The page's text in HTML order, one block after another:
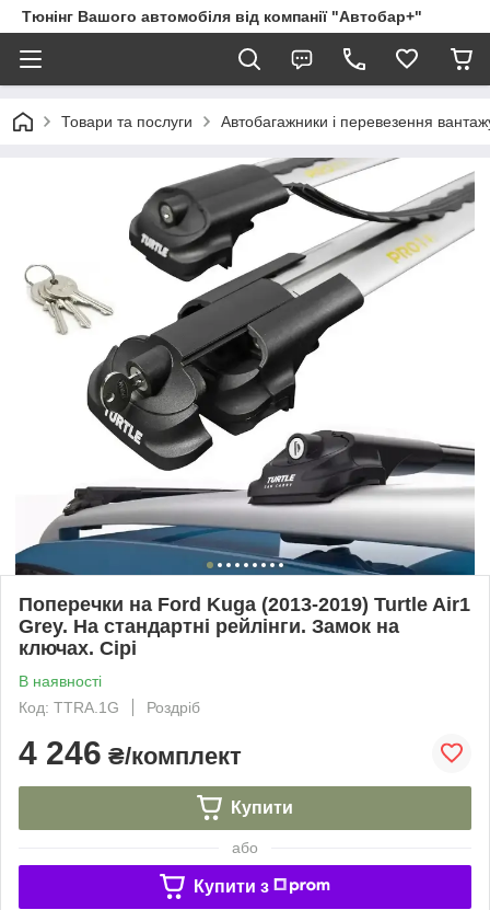
Тюнінг Вашого автомобіля від компанії "Автобар+"
Товари та послуги Автобагажники і перевезення
Поперечки на Ford Kuga (2013-2019) Turtle Air1
Grey. На стандартні рейлінги. Замок на
ключах. Сірі
В наявності
Код: TTRA.1G
Роздріб
4 246 ₴/комплект
Купити
або
Купити з